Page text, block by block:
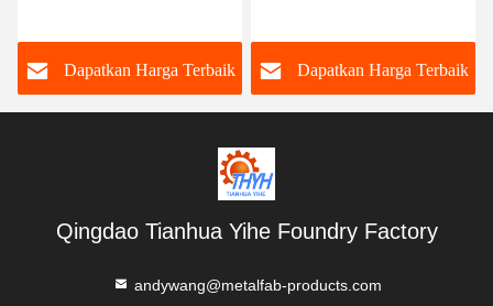
Dapatkan Harga Terbaik Dapatkan Harga Terbaik
Qingdao Tianhua Yihe Foundry Factory
andywang@metalfab-products.com